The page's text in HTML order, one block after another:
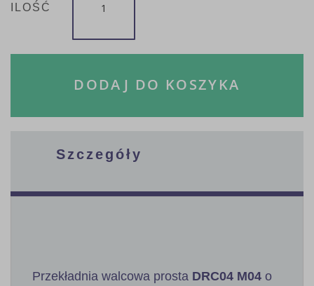
ILOŚĆ
DODAJ DO KOSZYKA
Szczegóły
Przekładnia walcowa prosta DRC04 M04 o